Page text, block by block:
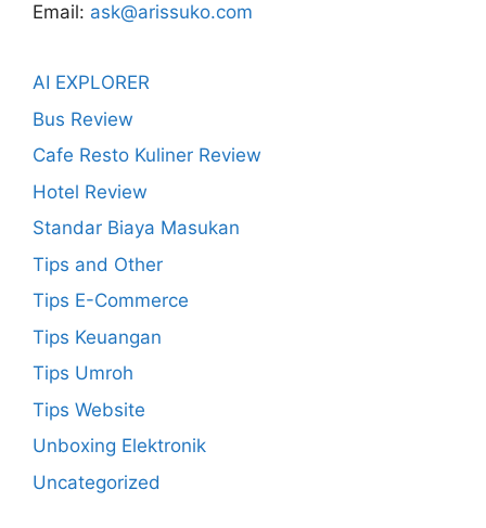
Email: ask@arissuko.com
AI EXPLORER
Bus Review
Cafe Resto Kuliner Review
Hotel Review
Standar Biaya Masukan
Tips and Other
Tips E-Commerce
Tips Keuangan
Tips Umroh
Tips Website
Unboxing Elektronik
Uncategorized